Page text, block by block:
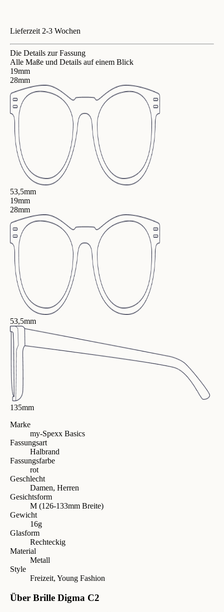
Lieferzeit 2-3 Wochen
Die Details zur Fassung
Alle Maße und Details auf einem Blick
19mm
28mm
53,5mm
19mm
28mm
53,5mm
135mm
Marke
my-Spexx Basics
Fassungsart
Halbrand
Fassungsfarbe
rot
Geschlecht
Damen, Herren
Gesichtsform
M (126-133mm Breite)
Gewicht
16g
Glasform
Rechteckig
Material
Metall
Style
Freizeit, Young Fashion
Über Brille Digma C2